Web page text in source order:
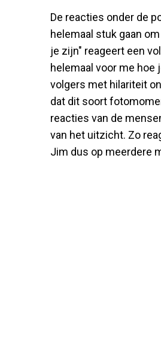
De reacties onder de
helemaal stuk gaan
je zijn" reageert een
helemaal voor me hoe
volgers met hilariteit
dat dit soort
reacties van de
van het uitzicht. Zo
Jim dus op meerdere